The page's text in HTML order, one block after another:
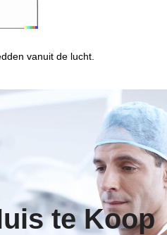
vanuit de lucht.
te Koop